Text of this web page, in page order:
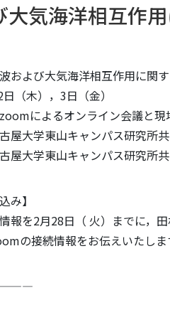
大気海洋相互作
および大気海洋相互作用に関
（木），3日（金）
によるオンライン会議と
大学東山キャンパス研究所
大学東山キャンパス研究所
み】
報を2月28日（ 火）までに，
の接続情報をお伝えいたしま